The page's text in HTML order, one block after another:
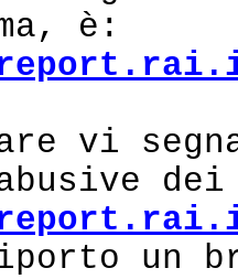
è:
vi
un